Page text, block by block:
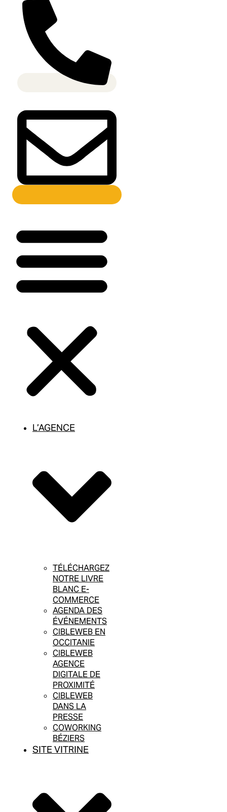
L’AGENCE
TÉLÉCHARGEZ
NOTRE LIVRE
BLANC E-
COMMERCE
AGENDA DES
ÉVÉNEMENTS
CIBLEWEB EN
OCCITANIE
CIBLEWEB
AGENCE
DIGITALE DE
PROXIMITÉ
CIBLEWEB
DANS LA
PRESSE
COWORKING
BÉZIERS
SITE VITRINE